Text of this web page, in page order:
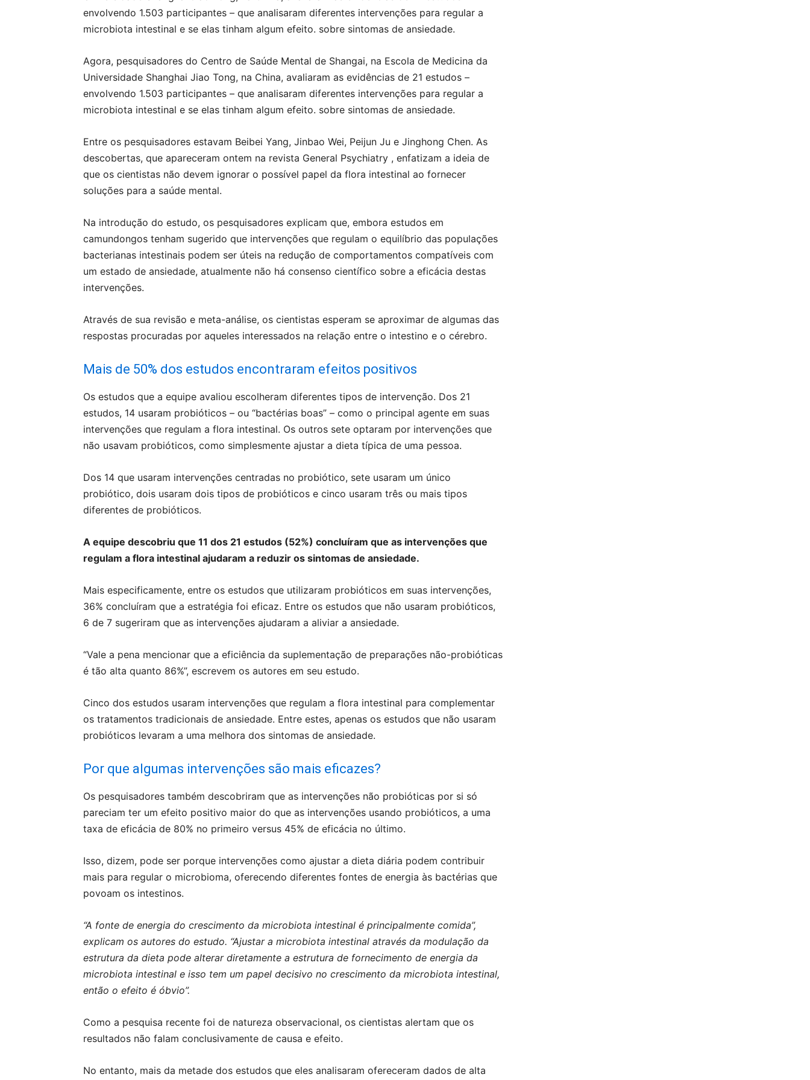
envolvendo 1.503 participantes – que analisaram diferentes intervenções para regular a
microbiota intestinal e se elas tinham algum efeito. sobre sintomas de ansiedade.
Agora, pesquisadores do Centro de Saúde Mental de Shangai, na Escola de Medicina da
Universidade Shanghai Jiao Tong, na China, avaliaram as evidências de 21 estudos –
envolvendo 1.503 participantes – que analisaram diferentes intervenções para regular a
microbiota intestinal e se elas tinham algum efeito. sobre sintomas de ansiedade.
Entre os pesquisadores estavam Beibei Yang, Jinbao Wei, Peijun Ju e Jinghong Chen. As
descobertas, que apareceram ontem na revista General Psychiatry , enfatizam a ideia de
que os cientistas não devem ignorar o possível papel da flora intestinal ao fornecer
soluções para a saúde mental.
Na introdução do estudo, os pesquisadores explicam que, embora estudos em
camundongos tenham sugerido que intervenções que regulam o equilíbrio das populações
bacterianas intestinais podem ser úteis na redução de comportamentos compatíveis com
um estado de ansiedade, atualmente não há consenso científico sobre a eficácia destas
intervenções.
Através de sua revisão e meta-análise, os cientistas esperam se aproximar de algumas das
respostas procuradas por aqueles interessados ​​na relação entre o intestino e o cérebro.
Mais de 50% dos estudos encontraram efeitos positivos
Os estudos que a equipe avaliou escolheram diferentes tipos de intervenção. Dos 21
estudos, 14 usaram probióticos – ou “bactérias boas” – como o principal agente em suas
intervenções que regulam a flora intestinal. Os outros sete optaram por intervenções que
não usavam probióticos, como simplesmente ajustar a dieta típica de uma pessoa.
Dos 14 que usaram intervenções centradas no probiótico, sete usaram um único
probiótico, dois usaram dois tipos de probióticos e cinco usaram três ou mais tipos
diferentes de probióticos.
A equipe descobriu que 11 dos 21 estudos (52%) concluíram que as intervenções que
regulam a flora intestinal ajudaram a reduzir os sintomas de ansiedade.
Mais especificamente, entre os estudos que utilizaram probióticos em suas intervenções,
36% concluíram que a estratégia foi eficaz. Entre os estudos que não usaram probióticos,
6 de 7 sugeriram que as intervenções ajudaram a aliviar a ansiedade.
“Vale a pena mencionar que a eficiência da suplementação de preparações não-probióticas
é tão alta quanto 86%”, escrevem os autores em seu estudo.
Cinco dos estudos usaram intervenções que regulam a flora intestinal para complementar
os tratamentos tradicionais de ansiedade. Entre estes, apenas os estudos que não usaram
probióticos levaram a uma melhora dos sintomas de ansiedade.
Por que algumas intervenções são mais eficazes?
Os pesquisadores também descobriram que as intervenções não probióticas por si só
pareciam ter um efeito positivo maior do que as intervenções usando probióticos, a uma
taxa de eficácia de 80% no primeiro versus 45% de eficácia no último.
Isso, dizem, pode ser porque intervenções como ajustar a dieta diária podem contribuir
mais para regular o microbioma, oferecendo diferentes fontes de energia às bactérias que
povoam os intestinos.
“A fonte de energia do crescimento da microbiota intestinal é principalmente comida”,
explicam os autores do estudo. “Ajustar a microbiota intestinal através da modulação da
estrutura da dieta pode alterar diretamente a estrutura de fornecimento de energia da
microbiota intestinal e isso tem um papel decisivo no crescimento da microbiota intestinal,
então o efeito é óbvio”.
Como a pesquisa recente foi de natureza observacional, os cientistas alertam que os
resultados não falam conclusivamente de causa e efeito.
No entanto, mais da metade dos estudos que eles analisaram ofereceram dados de alta